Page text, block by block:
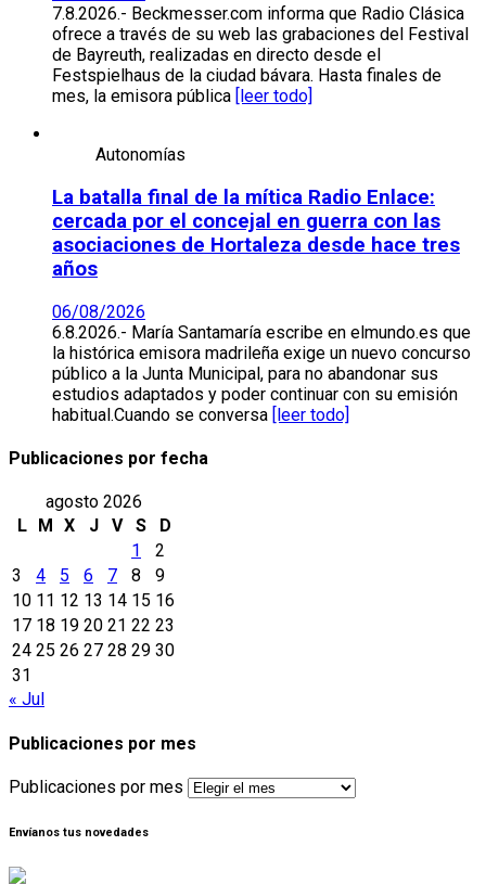
7.8.2026.- Beckmesser.com informa que Radio Clásica
ofrece a través de su web las grabaciones del Festival
de Bayreuth, realizadas en directo desde el
Festspielhaus de la ciudad bávara. Hasta finales de
mes, la emisora pública
[leer todo]
Autonomías
La batalla final de la mítica Radio Enlace:
cercada por el concejal en guerra con las
asociaciones de Hortaleza desde hace tres
años
06/08/2026
6.8.2026.- María Santamaría escribe en elmundo.es que
la histórica emisora madrileña exige un nuevo concurso
público a la Junta Municipal, para no abandonar sus
estudios adaptados y poder continuar con su emisión
habitual.Cuando se conversa [leer todo]
Publicaciones por fecha
agosto 2026
L
M X J V S
D
1
2
3
4 5 6 7 8
9
10 11 12 13 14 15 16
17 18 19 20 21 22 23
24 25 26 27 28 29 30
31
« Jul
Publicaciones por mes
Publicaciones por mes
Envíanos tus novedades